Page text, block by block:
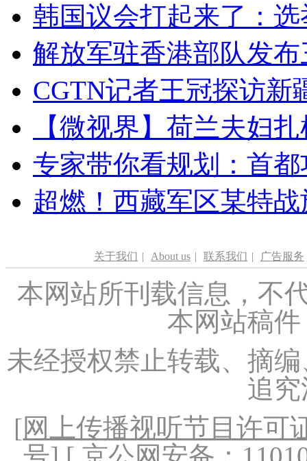
韩国议会打起来了：
解放军驻香港部队发
CGTN记者王冠探访新
【微视界】荷兰夫妇
专家带你看规划：首
超燃！西藏军区某特
关于我们 | About us | 联系我们 | 广告服务
本网站所刊载信息，不
本网站稿
未经授权禁止转载、摘
追
[网上传播视听节目许可